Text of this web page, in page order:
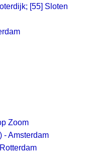
[55] Sloten
Zoom
) - Amsterdam